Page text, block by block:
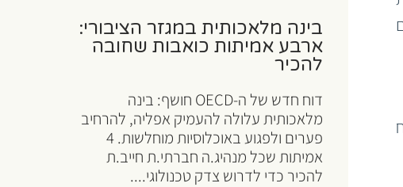
בינה מלאכותית במגזר הציבורי:
ארבע אמיתות כואבות שחובה
להכיר
דוח חדש של ה-OECD חושף: בינה
מלאכותית עלולה להעמיק אפליה, להרחיב
פערים ולפגוע באוכלוסיות מוחלשות. 4
אמיתות שכל מנהיג.ה חברתי.ת חייב.ת
להכיר כדי לדרוש צדק טכנולוגי....